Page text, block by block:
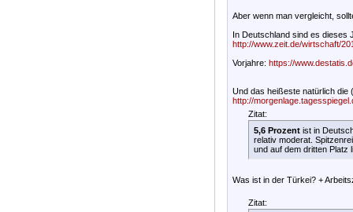
Aber wenn man vergleicht,
In Deutschland sind es dieses
http://www.zeit.de/wirtschaft/
Vorjahre: https://
Und das heißeste natürlich die
http://
Zitat:
5,6 Prozent ist in
relativ moderat.
und auf dem dritten Platz
Was ist in der Türkei? +
Zitat: